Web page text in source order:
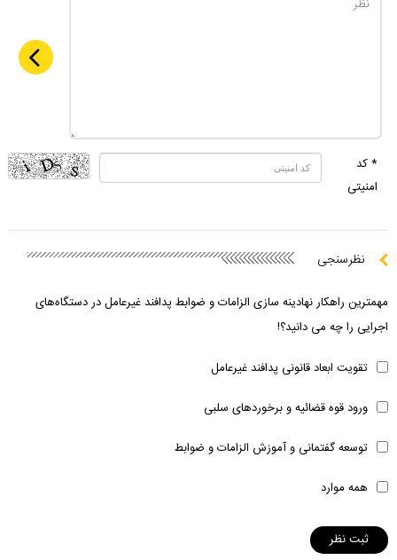
* کد
امنیتی
نظرسنجی
مهمترین راهکار نهادینه سازی الزامات و ضوابط پدافند غیرعامل در دستگاه‌های
اجرایی را چه می دانید؟!
تقویت ابعاد قانونی پدافند غیرعامل
ورود قوه قضائیه و برخوردهای سلبی
توسعه گفتمانی و آموزش الزامات و ضوابط
همه موارد